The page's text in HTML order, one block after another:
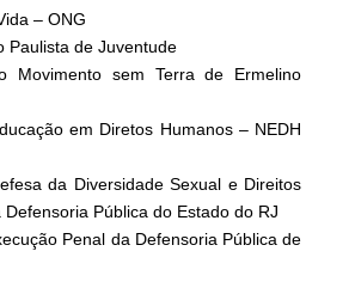
– ONG
Paulista de Juventude
Movimento sem Terra de Ermelino
em Diretos Humanos – NEDH
da Diversidade Sexual e Direitos
Defensoria Pública do Estado do RJ
Penal da Defensoria Pública de